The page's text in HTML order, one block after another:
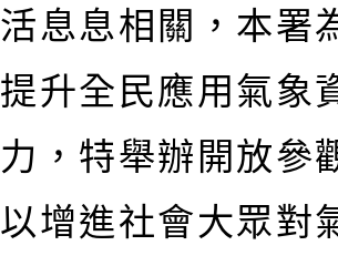
活息息相關，本署
提升全民應用氣象
力，特舉辦開放參
以增進社會大眾對